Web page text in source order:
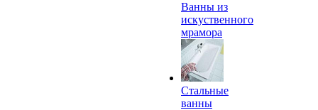
Ванны из
искуственного
мрамора
Стальные
ванны